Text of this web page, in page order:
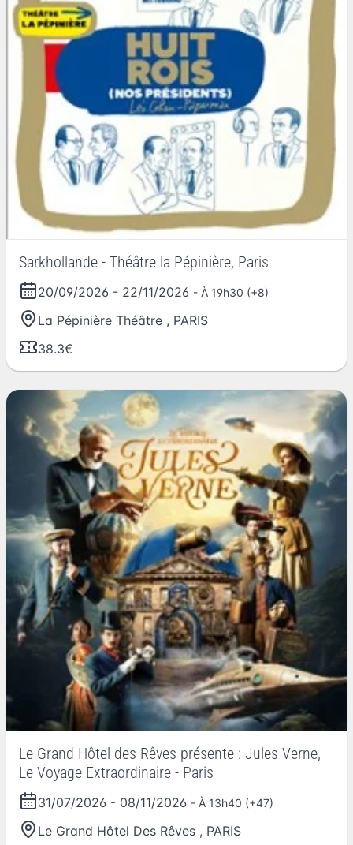
Sarkhollande - Théâtre la Pépinière, Paris
20/09/2026 - 22/11/2026 - À 19h30 (+8)
La Pépinière Théâtre , PARIS
38.3€
Le Grand Hôtel des Rêves présente : Jules Verne,
Le Voyage Extraordinaire - Paris
31/07/2026 - 08/11/2026 - À 13h40 (+47)
Le Grand Hôtel Des Rêves , PARIS